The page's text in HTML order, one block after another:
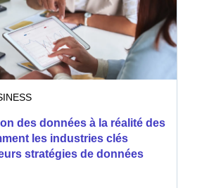
des données à la réalité des
les industries clés
stratégies de données